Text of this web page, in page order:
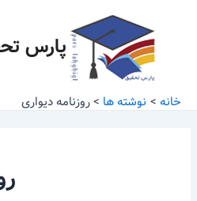
پارس
خانه نوشته ها روزنامه دیواری